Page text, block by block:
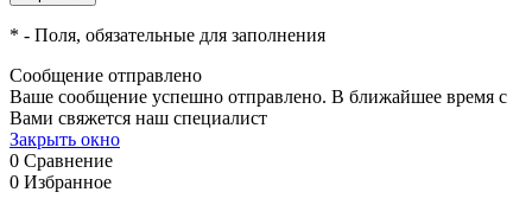
* - Поля, обязательные для заполнения
Сообщение отправлено
Ваше сообщение успешно отправлено. В ближайшее время с
Вами свяжется наш специалист
Закрыть окно
0 Сравнение
0 Избранное